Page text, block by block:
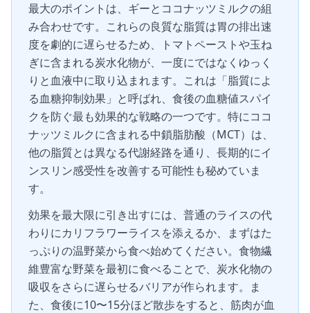
最大のポイントは、ギーとココナッツミルクの組
み合わせです。これらの良質な脂質は胃の排出速
度を劇的に遅らせるため、トマトペーストや玉ね
ぎに含まれる炭水化物が、一度にではなくゆっく
りと血液中に取り込まれます。これは「脂質によ
る血糖抑制効果」と呼ばれ、食後の血糖値スパイ
クを防ぐ最も効果的な戦略の一つです。特にココ
ナッツミルクに含まれる中鎖脂肪酸（MCT）は、
他の脂質とは異なる代謝経路を通り、長期的にイ
ンスリン感受性を改善する可能性も秘めていま
す。
効果を最大限に引き出すには、普通のライスの代
わりにカリフラワーライスを添えるか、まずはた
っぷりの温野菜から食べ始めてください。食物繊
維豊富な野菜を最初に食べることで、炭水化物の
吸収をさらに遅らせるバリアが作られます。ま
た、食後に10〜15分ほど散歩をすると、筋肉が血